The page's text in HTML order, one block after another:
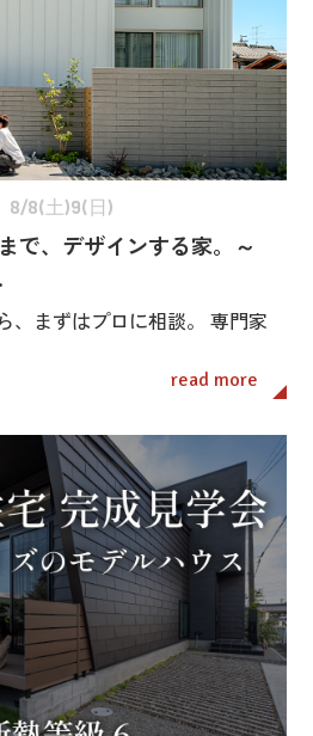
8(土)9(日)
で、デザインする家。～
、まずはプロに相談。 専門家
read more